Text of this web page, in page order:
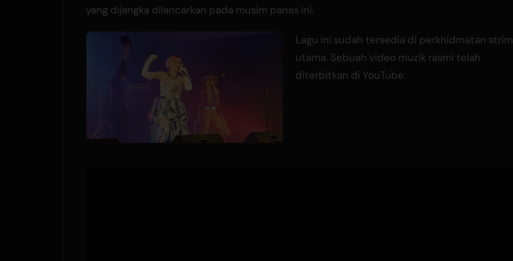
yang dijangka dilancarkan pada musim panas ini.
Lagu ini sudah tersedia di perkhidmatan strim
utama. Sebuah video muzik rasmi telah
diterbitkan di YouTube.